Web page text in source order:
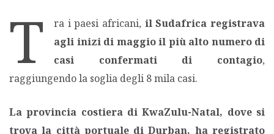
DONNE
ECONOMIA
POVERTÀ
T ra i paesi africani, il Sudafrica registrava
agli inizi di maggio il più alto numero di
casi confermati di contagio,
raggiungendo la soglia degli 8 mila casi.
La provincia costiera di KwaZulu-Natal, dove si
trova la città portuale di Durban, ha registrato